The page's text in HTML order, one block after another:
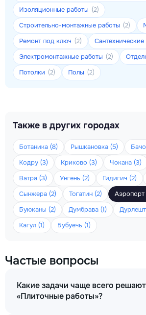
Изоляционные работы (2)
Строительно-монтажные работы (2)
Ремонт под ключ (2)
Электромонтажные работы (2)
Потолки (2) Полы (2)
Также в других городах
Ботаника (8) Рышкановка (5)
Кодру (3)
Криково (3) Чокана (3)
Ватра (3)
Унгень (2) Гидигич (2)
Сынжера (2)
Тогатин (2)
Аэропорт
Буюканы (2)
Думбрава (1)
Кагул (1)
Бубуечь (1)
Частые вопросы
Какие задачи чаще всего
«Плиточные работы»?